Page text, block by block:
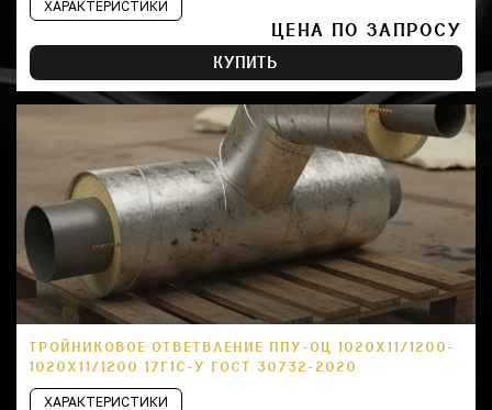
ХАРАКТЕРИСТИКИ
ЦЕНА ПО ЗАПРОСУ
КУПИТЬ
ТРОЙНИКОВОЕ ОТВЕТВЛЕНИЕ ППУ-ОЦ 1020Х11/1200-
1020Х11/1200 17Г1С-У ГОСТ 30732-2020
ХАРАКТЕРИСТИКИ